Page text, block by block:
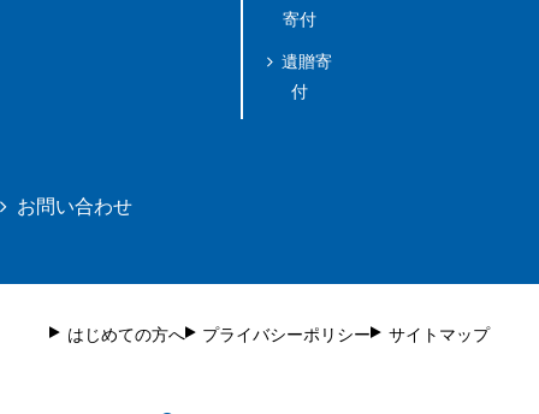
寄付
遺贈寄
付
お問い合わせ
はじめての方へ プライバシーポリシー サイトマップ